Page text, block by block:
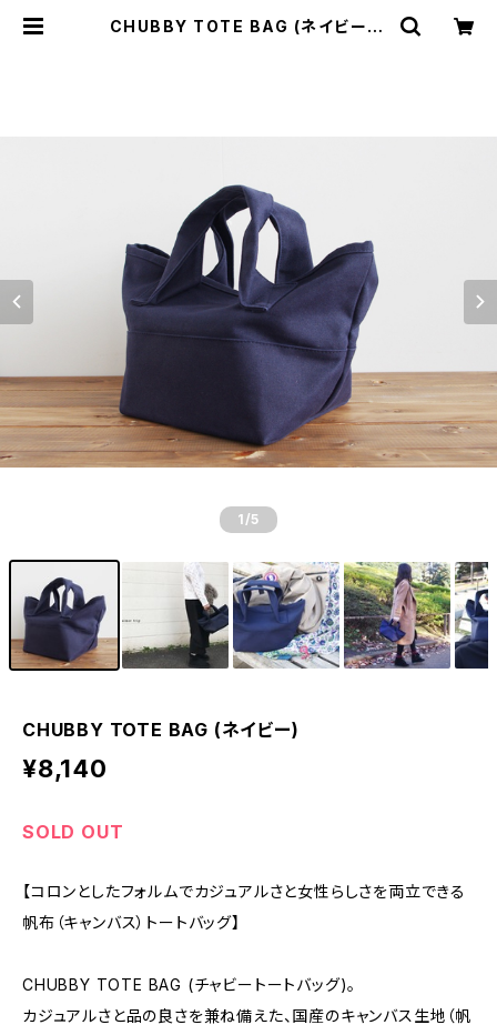
CHUBBY TOTE BAG (ネイビー) |
1 /5
CHUBBY TOTE BAG (ネイビー)
¥8,140
SOLD OUT
【コロンとしたフォルムでカジュアルさと女性らしさを両立できる
帆布（キャンバス）トートバッグ】
CHUBBY TOTE BAG (チャビートートバッグ)。
カジュアルさと品の良さを兼ね備えた、国産のキャンバス生地（帆